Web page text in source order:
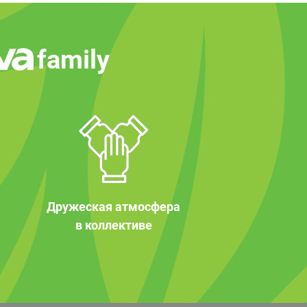
family
Дружеская атмосфера
в коллективе